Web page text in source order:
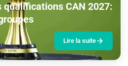
qualifications CAN 2027:
Lire la suite